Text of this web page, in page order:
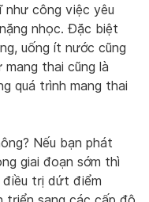
công việc yêu
nhọc. Đặc biệt
uống ít nước cũng
thai cũng là
quá trình mang thai
Nếu bạn phát
giai đoạn sớm thì
điều trị dứt điểm